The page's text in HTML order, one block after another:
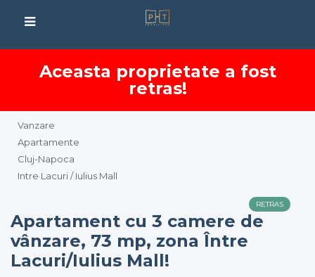
Aceasta proprietate a fost
retras!
Vanzare
Apartamente
Cluj-Napoca
Intre Lacuri / Iulius Mall
RETRAS
Apartament cu 3 camere de
vânzare, 73 mp, zona Între
Lacuri/Iulius Mall!